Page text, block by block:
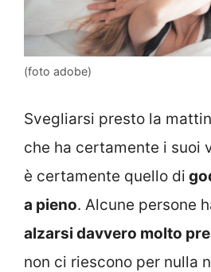
(foto adobe)
Svegliarsi presto la
che ha certamente i suoi
è certamente quello di
a pieno. Alcune persone
alzarsi davvero molto
non ci riescono per nulla